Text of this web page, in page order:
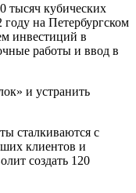
тысяч кубических
на Петербургском
инвестиций в
работы и ввод в
и устранить
сталкиваются с
клиентов и
создать 120